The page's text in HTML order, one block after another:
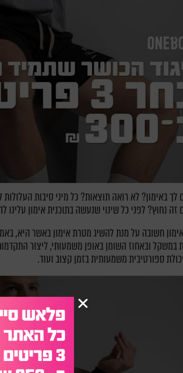
באימון? לא רואה תוצאות? כל מיני סיבות העלולות
נחוץ? לפני כל שינוי שנעשה בתוכנית אימון עלינו
חשובה על מנת להשיג מטרת אימון באשר היא,
במשקל ובאחוז השומן באופן משמעותי, ליצור
ספורטיבית משמעותית בזמן קצוב ועוד.